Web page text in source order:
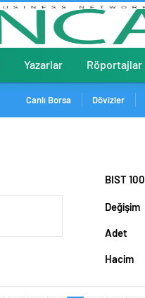
Yazarlar Röportajlar
Canlı Borsa Dövizler
BIST 100
Değişim
Adet
Hacim